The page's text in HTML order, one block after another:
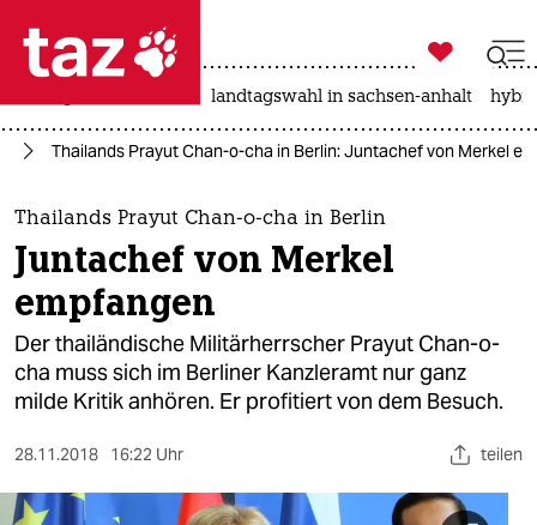
 taz zahl ich
taz zahl ich
themen
politik
öko
gesellschaft
sport

taz zahl ich
landtagswahl in sachsen-anhalt
Thailands Prayut Chan-o-cha in Berlin: Juntachef von Merkel
Thailands Prayut Chan-o-cha in Berlin
Juntachef von Merkel
empfangen
Der thailändische Militärherrscher Prayut Chan-o-
cha muss sich im Berliner Kanzleramt nur ganz
milde Kritik anhören. Er profitiert von dem Besuch.
28.11.2018 16:22 Uhr teilen